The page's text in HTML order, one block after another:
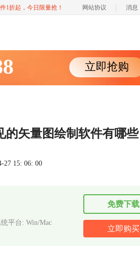
1折起，今日限量抢！ 网站协议 消息
立即抢购
的矢量图绘制软件有哪些
27 15: 06: 00
统平台: Win/Mac
免费下载
立即购买